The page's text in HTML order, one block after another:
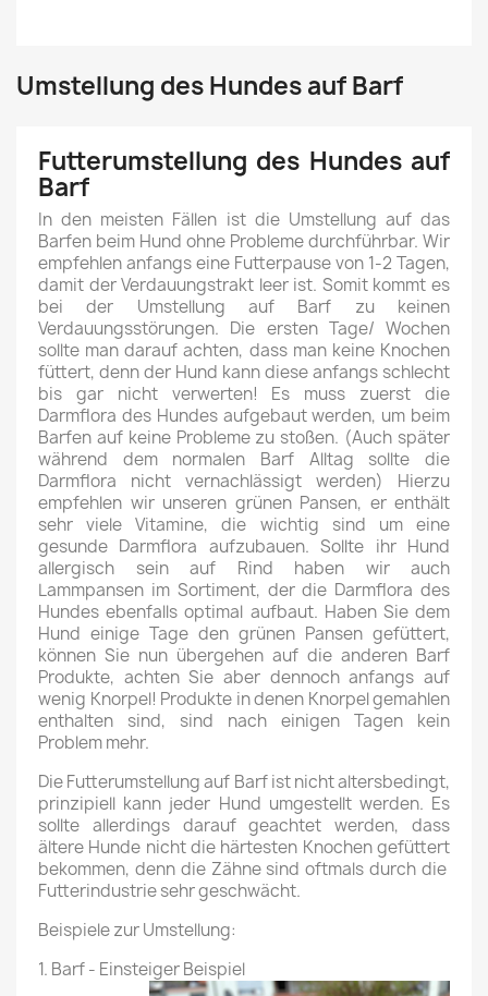
Umstellung des Hundes auf Barf
Futterumstellung des Hundes auf
Barf
In den meisten Fällen ist die Umstellung auf das
Barfen beim Hund ohne Probleme durchführbar. Wir
empfehlen anfangs eine Futterpause von 1-2 Tagen,
damit der Verdauungstrakt leer ist. Somit kommt es
bei der Umstellung auf Barf zu keinen
Verdauungsstörungen. Die ersten Tage/ Wochen
sollte man darauf achten, dass man keine Knochen
füttert, denn der Hund kann diese anfangs schlecht
bis gar nicht verwerten! Es muss zuerst die
Darmflora des Hundes aufgebaut werden, um beim
Barfen auf keine Probleme zu stoßen. (Auch später
während dem normalen Barf Alltag sollte die
Darmflora nicht vernachlässigt werden) Hierzu
empfehlen wir unseren grünen Pansen, er enthält
sehr viele Vitamine, die wichtig sind um eine
gesunde Darmflora aufzubauen. Sollte ihr Hund
allergisch sein auf Rind haben wir auch
Lammpansen im Sortiment, der die Darmflora des
Hundes ebenfalls optimal aufbaut. Haben Sie dem
Hund einige Tage den grünen Pansen gefüttert,
können Sie nun übergehen auf die anderen Barf
Produkte, achten Sie aber dennoch anfangs auf
wenig Knorpel! Produkte in denen Knorpel gemahlen
enthalten sind, sind nach einigen Tagen kein
Problem mehr.
Die Futterumstellung auf Barf ist nicht altersbedingt,
prinzipiell kann jeder Hund umgestellt werden. Es
sollte allerdings darauf geachtet werden, dass
ältere Hunde nicht die härtesten Knochen gefüttert
bekommen, denn die Zähne sind oftmals durch die
Futterindustrie sehr geschwächt.
Beispiele zur Umstellung:
1. Barf - Einsteiger Beispiel